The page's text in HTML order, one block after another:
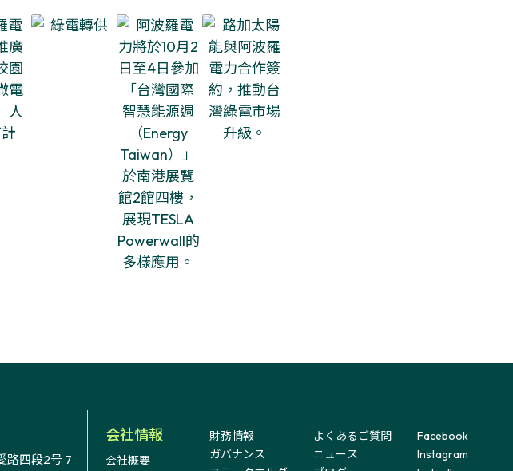
路四段2号 7
会社情報
会社概要
財務情報
ガバナンス
よくあるご質問
ニュース
Facebook
Instagram